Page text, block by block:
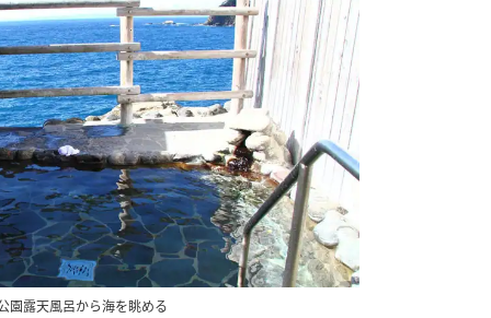
園露天風呂から海を眺める